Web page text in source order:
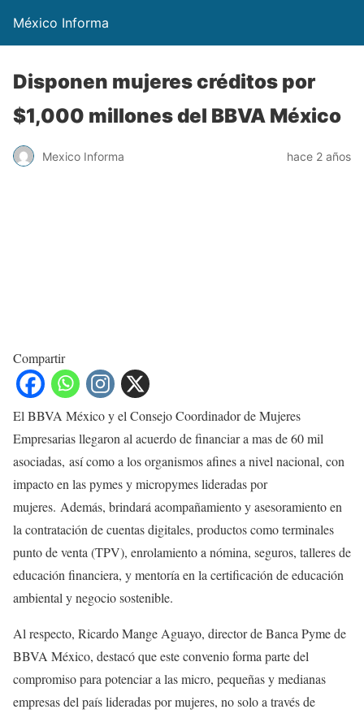
México Informa
Disponen mujeres créditos por
$1,000 millones del BBVA México
Mexico Informa hace 2 años
Compartir
El BBVA México y el Consejo Coordinador de Mujeres
Empresarias llegaron al acuerdo de financiar a mas de 60 mil
asociadas, así como a los organismos afines a nivel nacional, con
impacto en las pymes y micropymes lideradas por
mujeres. Además, brindará acompañamiento y asesoramiento en
la contratación de cuentas digitales, productos como terminales
punto de venta (TPV), enrolamiento a nómina, seguros, talleres de
educación financiera, y mentoría en la certificación de educación
ambiental y negocio sostenible.
Al respecto, Ricardo Mange Aguayo, director de Banca Pyme de
BBVA México, destacó que este convenio forma parte del
compromiso para potenciar a las micro, pequeñas y medianas
empresas del país lideradas por mujeres, no solo a través de